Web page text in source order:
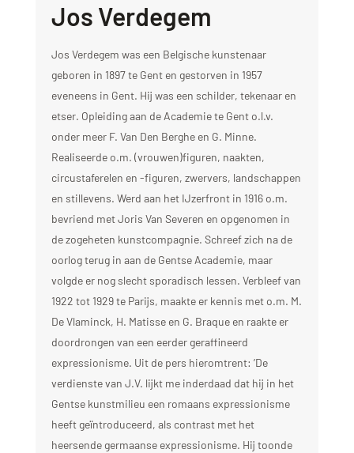
Jos Verdegem
Jos Verdegem was een Belgische kunstenaar
geboren in 1897 te Gent en gestorven in 1957
eveneens in Gent. Hij was een schilder, tekenaar en
etser. Opleiding aan de Academie te Gent o.l.v.
onder meer F. Van Den Berghe en G. Minne.
Realiseerde o.m. (vrouwen)figuren, naakten,
circustaferelen en -figuren, zwervers, landschappen
en stillevens. Werd aan het IJzerfront in 1916 o.m.
bevriend met Joris Van Severen en opgenomen in
de zogeheten kunstcompagnie. Schreef zich na de
oorlog terug in aan de Gentse Academie, maar
volgde er nog slecht sporadisch lessen. Verbleef van
1922 tot 1929 te Parijs, maakte er kennis met o.m. M.
De Vlaminck, H. Matisse en G. Braque en raakte er
doordrongen van een eerder geraffineerd
expressionisme. Uit de pers hieromtrent: ’De
verdienste van J.V. lijkt me inderdaad dat hij in het
Gentse kunstmilieu een romaans expressionisme
heeft geïntroduceerd, als contrast met het
heersende germaanse expressionisme. Hij toonde